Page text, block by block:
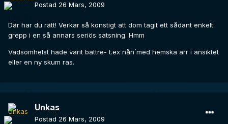
Postad 26 Mars, 2009
Där har du rätt! Verkar så konstigt att dom tagit ett sådant enkelt
grepp i en så annars seriös satsning. Hmm
Vadsomhelst hade varit bättre- t.ex nån´med hemska ärr i ansiktet
eller en ny skum ras.
Unkas
Postad 26 Mars, 2009